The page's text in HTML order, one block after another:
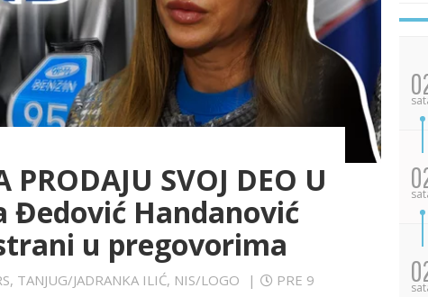
PRODAJU SVOJ DEO U
Đedović Handanović
u pregovorima
TANJUG/JADRANKA ILIĆ, NIS/LOGO |
PRE 9